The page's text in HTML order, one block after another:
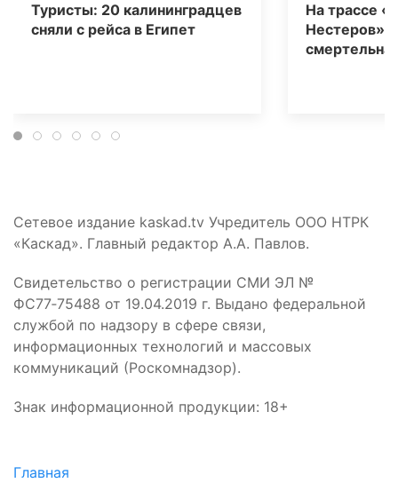
Туристы: 20 калининградцев
сняли с рейса в Египет
На трассе
Нестеров»
Сетевое издание kaskad.tv Учредитель ООО НТРК
«Каскад». Главный редактор А.А. Павлов.
Свидетельство о регистрации СМИ ЭЛ №
ФС77‑75488 от 19.04.2019 г. Выдано федеральной
службой по надзору в сфере связи,
информационных технологий и массовых
коммуникаций (Роскомнадзор).
Знак информационной продукции: 18+
Главная